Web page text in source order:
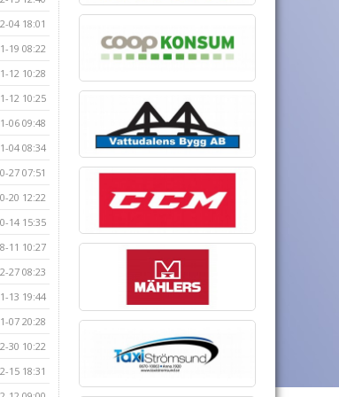
04 18:01
19 08:22
12 10:28
12 10:25
06 09:48
04 08:34
27 07:51
20 12:22
14 15:35
11 10:27
27 08:23
13 19:44
07 20:28
30 10:22
15 18:31